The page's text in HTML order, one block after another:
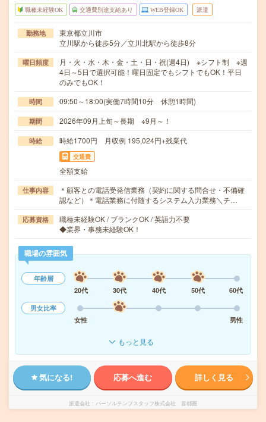
職種未経験OK 交通費別途支給あり WEB登録OK 派遣
勤務地
東京都立川市
立川駅から徒歩5分／立川北駅から徒歩8分
曜日頻度
月・火・水・木・金・土・日・祝(週4日) ※シフト制 ※週
4日～5日で選択可能！曜日固定でもシフトでもOK！平日
のみでもOK！
時間 09:50～18:00(実働7時間10分 休憩1時間)
期間 2026年09月上旬～長期 ※9月～！
時給 時給1700円 月収例 195,024円+残業代
交通費
全額支給
仕事内容
＊顧客との電話受発信業務（契約に関する問合せ・不備確
認など）＊電話業務に付随するシステム入力業務＼チ…
応募資格
職種未経験OK / ブランクOK / 英語力不要
◆業界・事務未経験OK！
職場の雰囲気
年齢層
20代
30代 40代 50代
60代
男女比率
女性
男性
もっと見る
気になる! 応募へ進む 詳しく見る
派遣会社 パーソルテンプスタッフ株式会社 首都圏